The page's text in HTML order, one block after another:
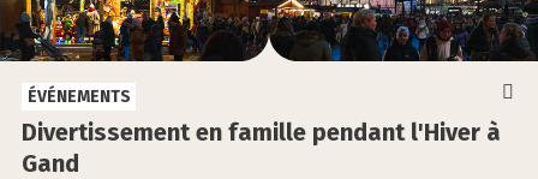
Diver­tis­se­ment en famille pen­dant l'Hiver à
Gand
ÉVÉNEMENTS